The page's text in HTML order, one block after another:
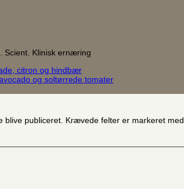
Scient. Klinisk ernæring
citron og hindbær
og soltørrede tomater
blive publiceret. Krævede felter er markeret med